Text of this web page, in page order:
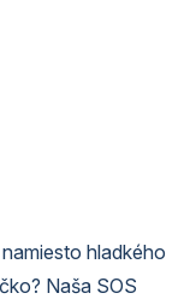
hladkého
Naša SOS